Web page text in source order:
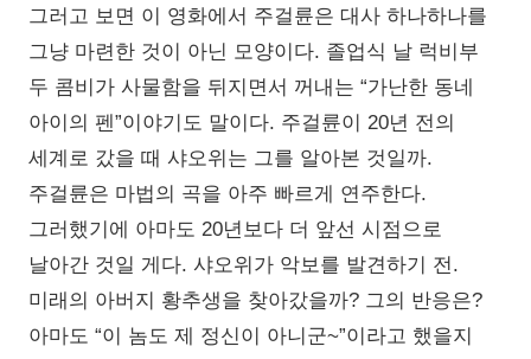
그러고 보면 이 영화에서 주걸륜은 대사 하나하나를
그냥 마련한 것이 아닌 모양이다. 졸업식 날 럭비부
두 콤비가 사물함을 뒤지면서 꺼내는 “가난한 동네
아이의 펜”이야기도 말이다. 주걸륜이 20년 전의
세계로 갔을 때 샤오위는 그를 알아본 것일까.
주걸륜은 마법의 곡을 아주 빠르게 연주한다.
그러했기에 아마도 20년보다 더 앞선 시점으로
날아간 것일 게다. 샤오위가 악보를 발견하기 전.
미래의 아버지 황추생을 찾아갔을까? 그의 반응은?
아마도 “이 놈도 제 정신이 아니군~”이라고 했을지